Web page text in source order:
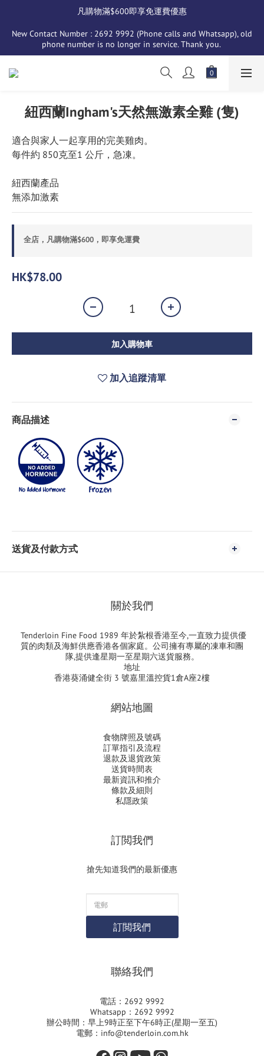
凡購物滿$600即享免運費優惠
New Contact Number : 2692 9992 (Phone calls and Whatsapp), old
phone number is no longer in service. Thank you.
紐西蘭Ingham's天然無激素全雞 (隻)
適合與家人一起享用的完美雞肉。
每件約 850克至1 公斤，急凍。
紐西蘭產品
無添加激素
全店，凡購物滿$600，即享免運費
HK$78.00
加入購物車
加入追蹤清單
商品描述
送貨及付款方式
關於我們
Tenderloin Fine Food 1989 年於紮根香港至今,一直致力提供優
質的肉類及海鮮供應香港各個家庭。公司擁有專屬的凍車和團
隊,提供逢星期一至星期六送貨服務。
地址
香港葵涌健全街 3 號嘉里溫控貨1倉A座2樓
網站地圖
食物牌照及號碼
訂單指引及流程
退款及退貨政策
送貨時間表
最新資訊和推介
條款及細則
私隱政策
訂閲我們
搶先知道我們的最新優惠
訂閲我們
聯絡我們
電話：2692 9992
Whatsapp：2692 9992
辦公時間：早上9時正至下午6時正(星期一至五)
電郵：info@tenderloin.com.hk